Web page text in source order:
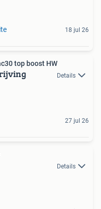
18 jul 26
top boost HW
Details
27 jul 26
Details